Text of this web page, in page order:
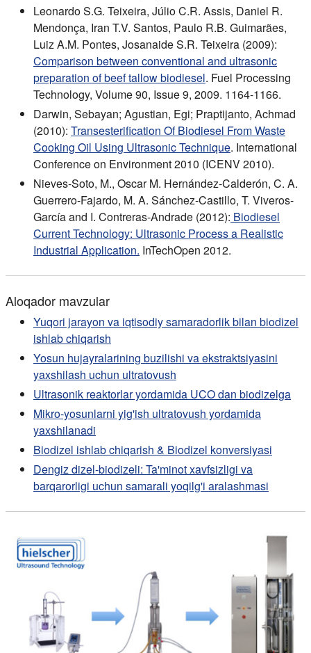
Leonardo S.G. Teixeira, Júlio C.R. Assis, Daniel R.
Mendonça, Iran T.V. Santos, Paulo R.B. Guimarães,
Luiz A.M. Pontes, Josanaide S.R. Teixeira (2009):
Comparison between conventional and ultrasonic
preparation of beef tallow biodiesel. Fuel Processing
Technology, Volume 90, Issue 9, 2009. 1164-1166.
Darwin, Sebayan; Agustian, Egi; Praptijanto, Achmad
(2010): Transesterification Of Biodiesel From Waste
Cooking Oil Using Ultrasonic Technique. International
Conference on Environment 2010 (ICENV 2010).
Nieves-Soto, M., Oscar M. Hernández-Calderón, C. A.
Guerrero-Fajardo, M. A. Sánchez-Castillo, T. Viveros-
García and I. Contreras-Andrade (2012): Biodiesel
Current Technology: Ultrasonic Process a Realistic
Industrial Application. InTechOpen 2012.
Aloqador mavzular
Yuqori jarayon va iqtisodiy samaradorlik bilan biodizel
ishlab chiqarish
Yosun hujayralarining buzilishi va ekstraktsiyasini
yaxshilash uchun ultratovush
Ultrasonik reaktorlar yordamida UCO dan biodizelga
Mikro-yosunlarni yig'ish ultratovush yordamida
yaxshilanadi
Biodizel ishlab chiqarish & Biodizel konversiyasi
Dengiz dizel-biodizeli: Ta'minot xavfsizligi va
barqarorligi uchun samarali yoqilg'i aralashmasi